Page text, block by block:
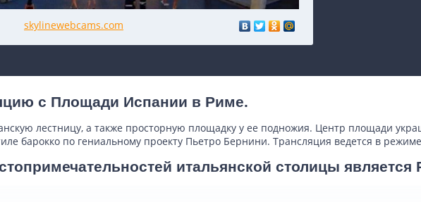
skylinewebcams.com
с Площади Испании в Риме.
лестницу, а также просторную площадку у ее подножия. Центр площади
барокко по гениальному проекту Пьетро Бернини. Трансляция ведется в
итальянской столицы является